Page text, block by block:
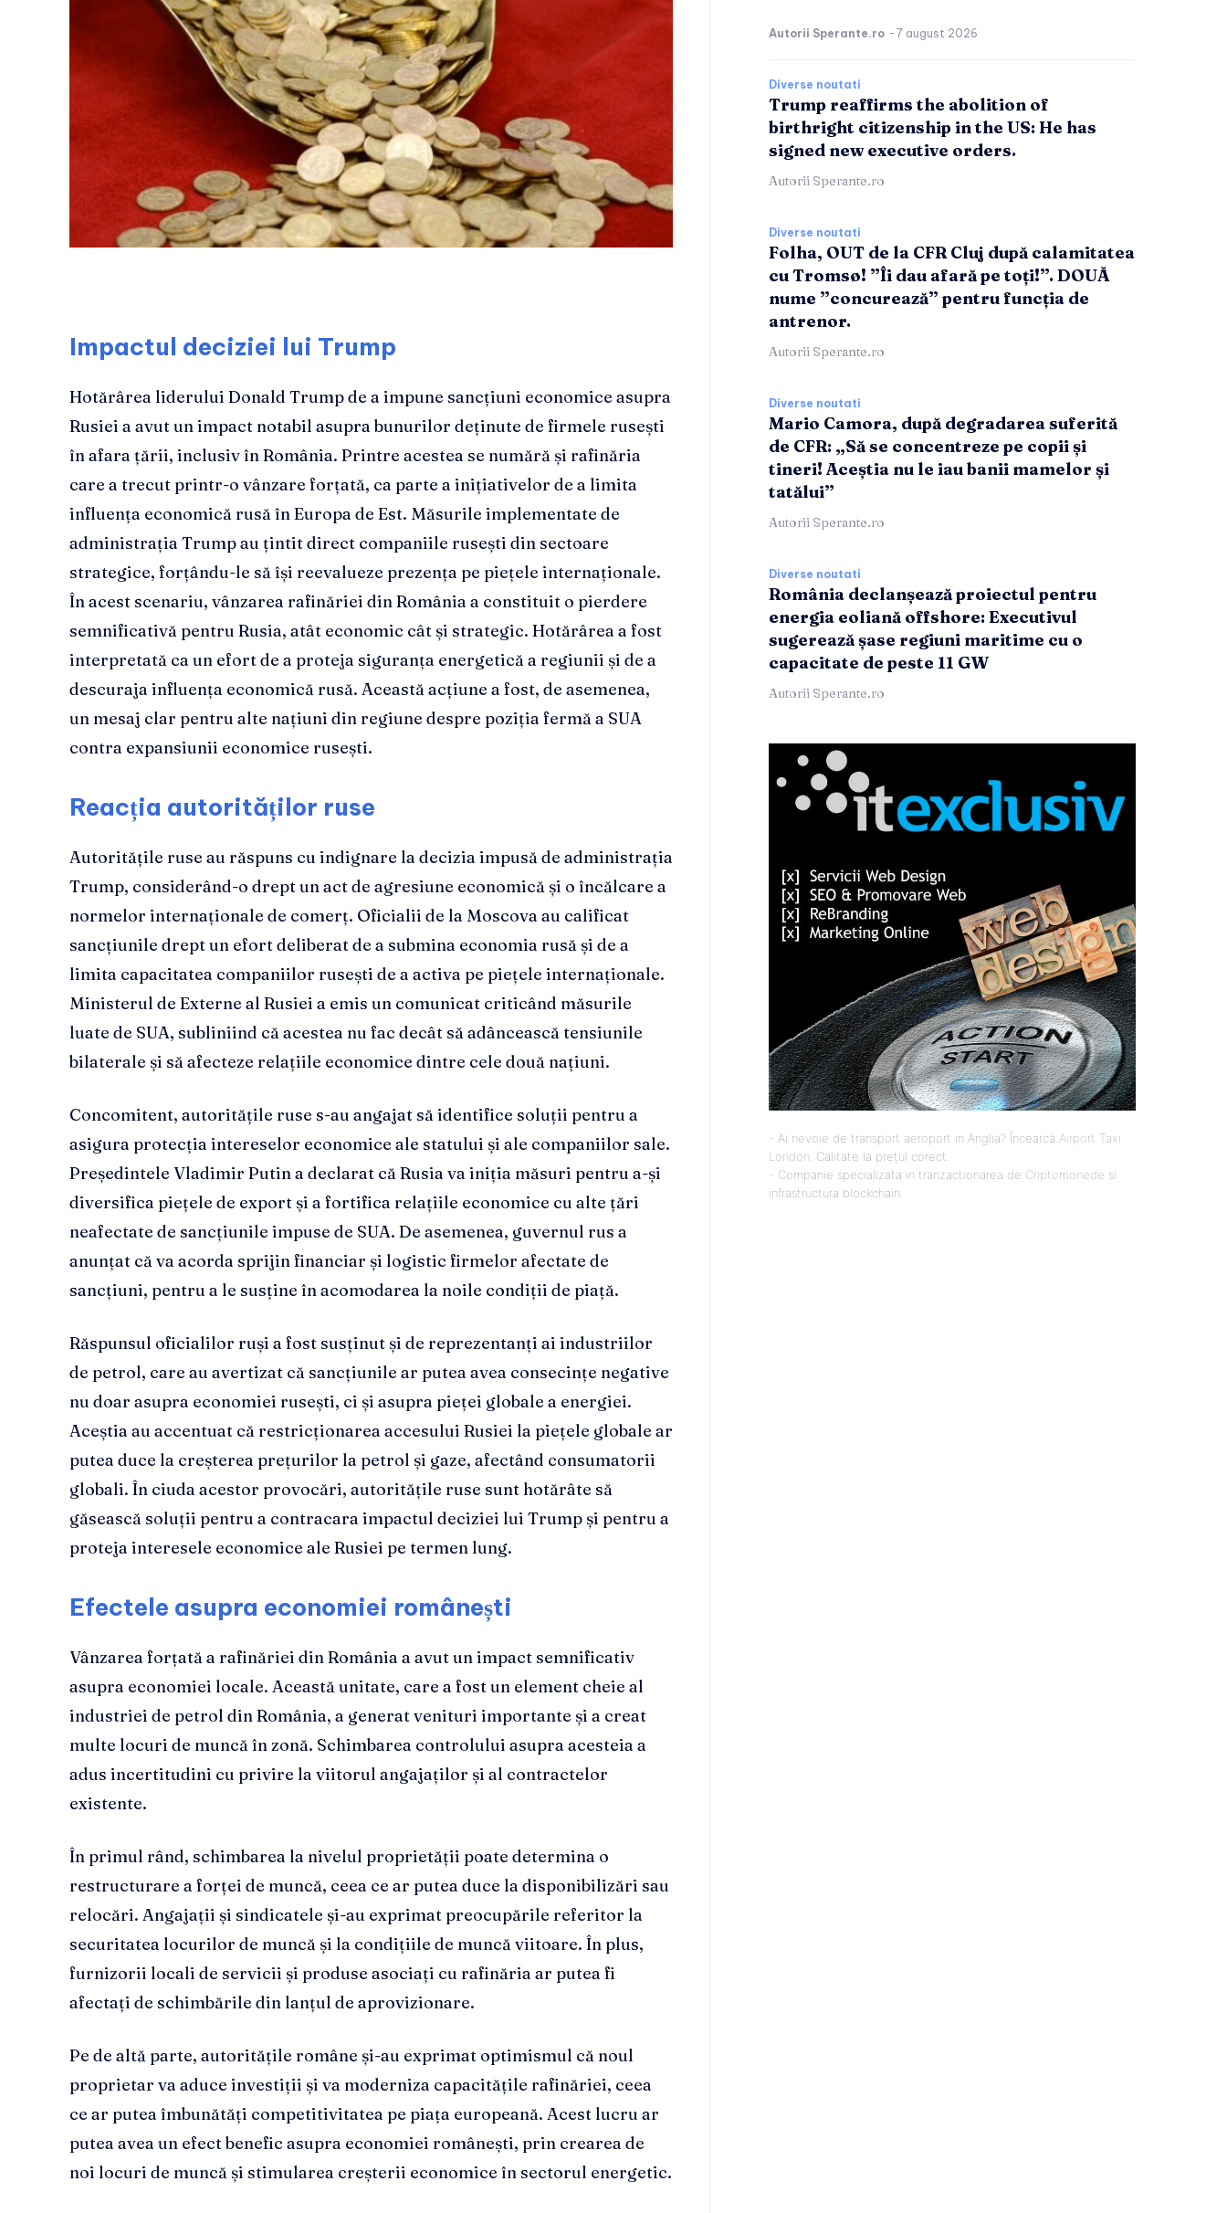
Impactul deciziei lui Trump
Hotărârea liderului Donald Trump de a impune sancțiuni economice asupra
Rusiei a avut un impact notabil asupra bunurilor deținute de firmele rusești
în afara țării, inclusiv în România. Printre acestea se numără și rafinăria
care a trecut printr-o vânzare forțată, ca parte a inițiativelor de a limita
influența economică rusă în Europa de Est. Măsurile implementate de
administrația Trump au țintit direct companiile rusești din sectoare
strategice, forțându-le să își reevalueze prezența pe piețele internaționale.
În acest scenariu, vânzarea rafinăriei din România a constituit o pierdere
semnificativă pentru Rusia, atât economic cât și strategic. Hotărârea a fost
interpretată ca un efort de a proteja siguranța energetică a regiunii și de a
descuraja influența economică rusă. Această acțiune a fost, de asemenea,
un mesaj clar pentru alte națiuni din regiune despre poziția fermă a SUA
contra expansiunii economice rusești.
Reacția autorităților ruse
Autoritățile ruse au răspuns cu indignare la decizia impusă de administrația
Trump, considerând-o drept un act de agresiune economică și o încălcare a
normelor internaționale de comerț. Oficialii de la Moscova au calificat
sancțiunile drept un efort deliberat de a submina economia rusă și de a
limita capacitatea companiilor rusești de a activa pe piețele internaționale.
Ministerul de Externe al Rusiei a emis un comunicat criticând măsurile
luate de SUA, subliniind că acestea nu fac decât să adâncească tensiunile
bilaterale și să afecteze relațiile economice dintre cele două națiuni.
Concomitent, autoritățile ruse s-au angajat să identifice soluții pentru a
asigura protecția intereselor economice ale statului și ale companiilor sale.
Președintele Vladimir Putin a declarat că Rusia va iniția măsuri pentru a-și
diversifica piețele de export și a fortifica relațiile economice cu alte țări
neafectate de sancțiunile impuse de SUA. De asemenea, guvernul rus a
anunțat că va acorda sprijin financiar și logistic firmelor afectate de
sancțiuni, pentru a le susține în acomodarea la noile condiții de piață.
Răspunsul oficialilor ruși a fost susținut și de reprezentanți ai industriilor
de petrol, care au avertizat că sancțiunile ar putea avea consecințe negative
nu doar asupra economiei rusești, ci și asupra pieței globale a energiei.
Aceștia au accentuat că restricționarea accesului Rusiei la piețele globale ar
putea duce la creșterea prețurilor la petrol și gaze, afectând consumatorii
globali. În ciuda acestor provocări, autoritățile ruse sunt hotărâte să
găsească soluții pentru a contracara impactul deciziei lui Trump și pentru a
proteja interesele economice ale Rusiei pe termen lung.
Efectele asupra economiei românești
Vânzarea forțată a rafinăriei din România a avut un impact semnificativ
asupra economiei locale. Această unitate, care a fost un element cheie al
industriei de petrol din România, a generat venituri importante și a creat
multe locuri de muncă în zonă. Schimbarea controlului asupra acesteia a
adus incertitudini cu privire la viitorul angajaților și al contractelor
existente.
În primul rând, schimbarea la nivelul proprietății poate determina o
restructurare a forței de muncă, ceea ce ar putea duce la disponibilizări sau
relocări. Angajații și sindicatele și-au exprimat preocupările referitor la
securitatea locurilor de muncă și la condițiile de muncă viitoare. În plus,
furnizorii locali de servicii și produse asociați cu rafinăria ar putea fi
afectați de schimbările din lanțul de aprovizionare.
Pe de altă parte, autoritățile române și-au exprimat optimismul că noul
proprietar va aduce investiții și va moderniza capacitățile rafinăriei, ceea
ce ar putea îmbunătăți competitivitatea pe piața europeană. Acest lucru ar
putea avea un efect benefic asupra economiei românești, prin crearea de
noi locuri de muncă și stimularea creșterii economice în sectorul energetic.
Autorii Sperante.ro - 7 august 2026
Diverse noutati
Trump reaffirms the abolition of
birthright citizenship in the US: He has
signed new executive orders.
Autorii Sperante.ro
Diverse noutati
Folha, OUT de la CFR Cluj după calamitatea
cu Tromsø! ”Îi dau afară pe toți!”. DOUĂ
nume ”concurează” pentru funcția de
antrenor.
Autorii Sperante.ro
Diverse noutati
Mario Camora, după degradarea suferită
de CFR: „Să se concentreze pe copii și
tineri! Aceștia nu le iau banii mamelor și
tatălui”
Autorii Sperante.ro
Diverse noutati
România declanșează proiectul pentru
energia eoliană offshore: Executivul
sugerează șase regiuni maritime cu o
capacitate de peste 11 GW
Autorii Sperante.ro
- Ai nevoie de transport aeroport in Anglia? Încearcă Airport Taxi
London . Calitate la prețul corect.
- Companie specializata in tranzactionarea de Criptomonede si
infrastructura blockchain.